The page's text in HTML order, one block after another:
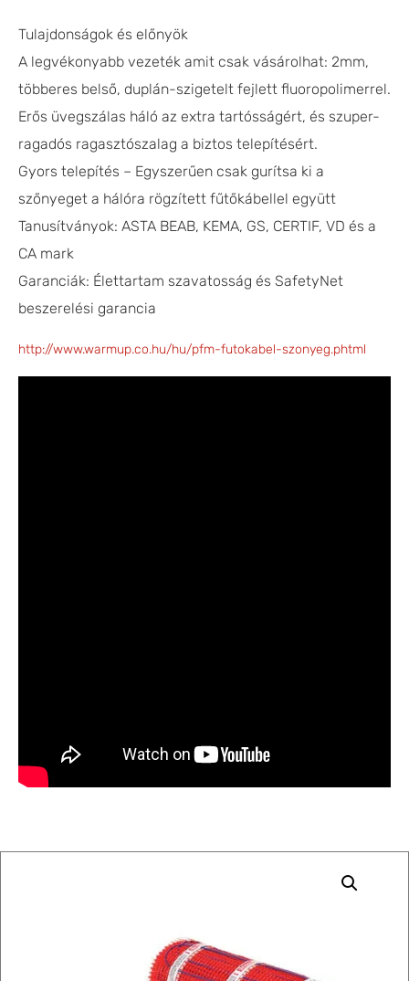
Tulajdonságok és előnyök
A legvékonyabb vezeték amit csak vásárolhat: 2mm,
többeres belső, duplán-szigetelt fejlett fluoropolimerrel.
Erős üvegszálas háló az extra tartósságért, és szuper-
ragadós ragasztószalag a biztos telepítésért.
Gyors telepítés – Egyszerűen csak gurítsa ki a
szőnyeget a hálóra rögzített fűtőkábellel együtt
Tanusítványok: ASTA BEAB, KEMA, GS, CERTIF, VD és a
CA mark
Garanciák: Élettartam szavatosság és SafetyNet
beszerelési garancia
http://www.warmup.co.hu/hu/pfm-futokabel-szonyeg.phtml